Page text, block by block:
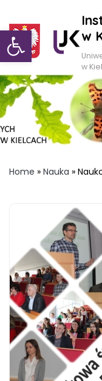
Otwórz
w
w
Home » Nauka »